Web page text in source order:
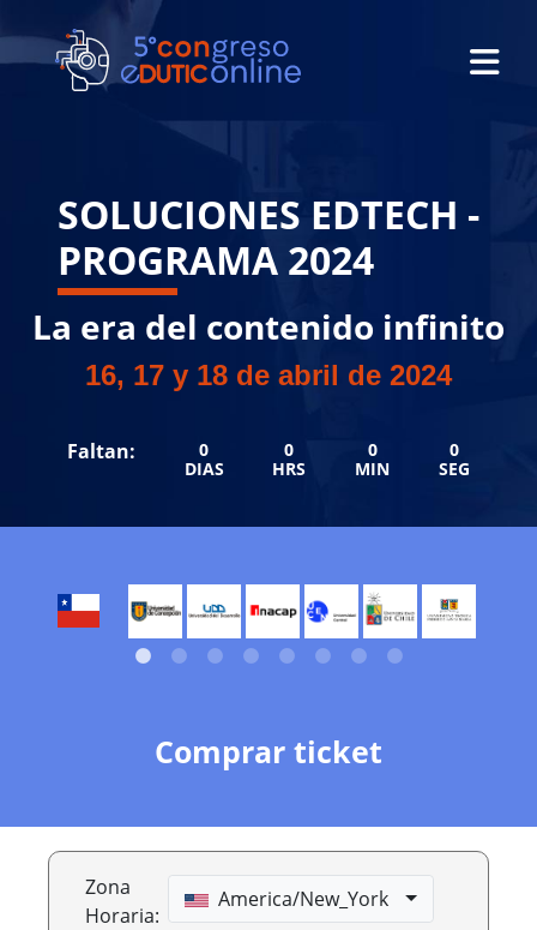
SOLUCIONES EDTECH -
PROGRAMA 2024
La era del contenido infinito
16, 17 y 18 de abril de 2024
Faltan:
0
DIAS
0
HRS
0
MIN
0
SEG
Comprar ticket
Zona
Horaria:
America/New_York